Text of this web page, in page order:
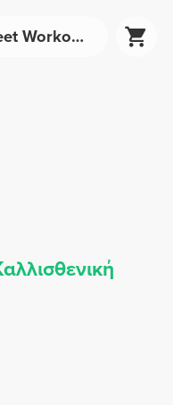
Συμπληρώματα για Street Workout - Αθλητική Διατροφή | Prozis